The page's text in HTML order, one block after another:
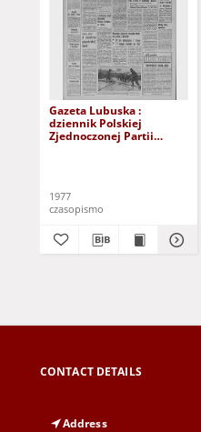
Gazeta Lubuska :
dziennik Polskiej
Zjednoczonej Partii
1977
czasopismo
CONTACT DETAILS
Address